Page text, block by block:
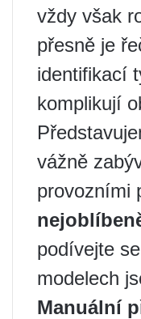
vždy však
přesně je
identifikací
komplikují
vážně
provozními
podívejte
modelech
Manuální